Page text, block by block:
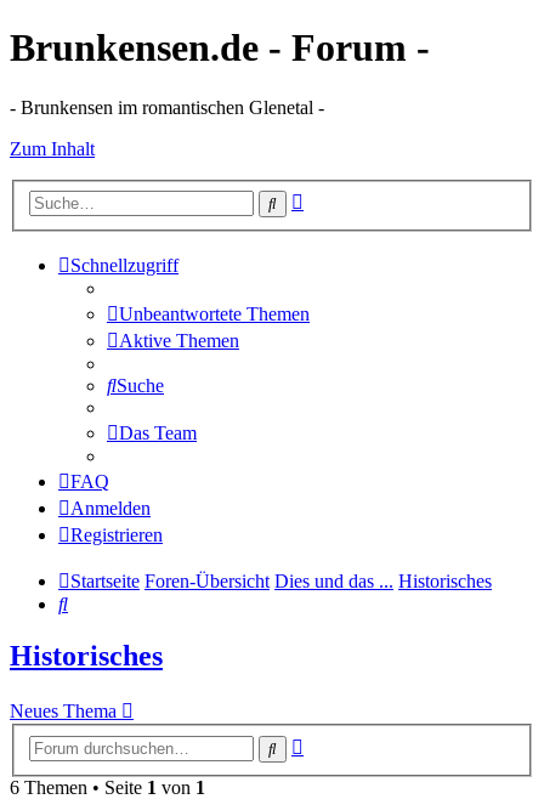
Brunkensen.de - Forum -
- Brunkensen im romantischen Glenetal -
Zum Inhalt
Suche
Schnellzugriff
Unbeantwortete Themen
Aktive Themen
Suche
Das Team
FAQ
Anmelden
Registrieren
Startseite Foren-Übersicht Dies und das ... Historisches
Suche
Historisches
Neues Thema
Suche
6 Themen • Seite 1 von 1